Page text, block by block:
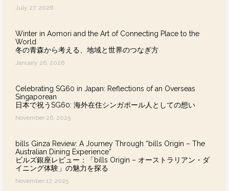
July 27, 2026
Winter in Aomori and the Art of Connecting Place to the
World
冬の青森から考える、地域と世界のつなぎ方
January 26, 2026
Celebrating SG60 in Japan: Reflections of an Overseas
Singaporean
日本で祝うSG60: 海外在住シンガポール人としての想い
November 26, 2025
bills Ginza Review: A Journey Through “bills Origin – The
Australian Dining Experience”
ビルズ銀座レビュー：「bills Origin – オーストラリアン・ダ
イニング体験」の魅力を探る
November 17, 2025